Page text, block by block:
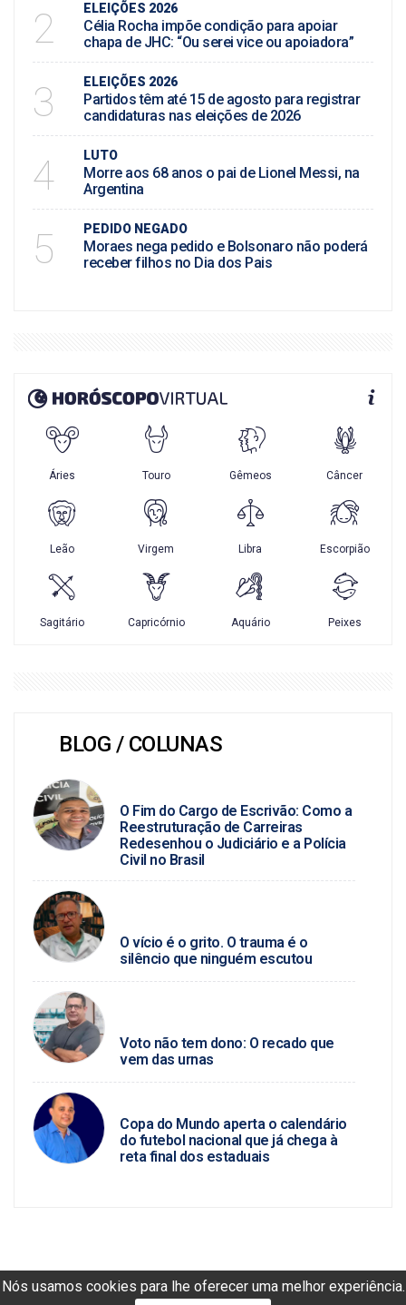
Nós usamos cookies para lhe oferecer uma melhor experiência.
2 ELEIÇÕES 2026
Célia Rocha impõe condição para apoiar
chapa de JHC: “Ou serei vice ou apoiadora”
3 ELEIÇÕES 2026
Partidos têm até 15 de agosto para registrar
candidaturas nas eleições de 2026
4 LUTO
Morre aos 68 anos o pai de Lionel Messi, na
Argentina
5 PEDIDO NEGADO
Moraes nega pedido e Bolsonaro não poderá
receber filhos no Dia dos Pais
BLOG / COLUNAS
O Fim do Cargo de Escrivão: Como a
Reestruturação de Carreiras
Redesenhou o Judiciário e a Polícia
Civil no Brasil
O vício é o grito. O trauma é o
silêncio que ninguém escutou
Voto não tem dono: O recado que
vem das urnas
Copa do Mundo aperta o calendário
do futebol nacional que já chega à
reta final dos estaduais